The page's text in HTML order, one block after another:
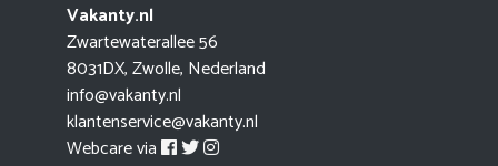
Vakanty.nl
Zwartewaterallee 56
8031DX, Zwolle, Nederland
info@vakanty.nl
klantenservice@vakanty.nl
Webcare via